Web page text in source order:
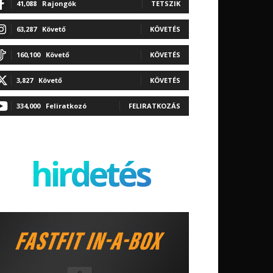
41,088 Rajongók TETSZIK
63,287 Követő KÖVETÉS
160,100 Követő KÖVETÉS
3,827 Követő KÖVETÉS
334,000 Feliratkozó FELIRATKOZÁS
hirdetés